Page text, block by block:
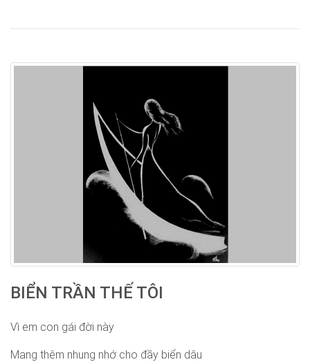
BIỂN TRẦN THẾ TÔI
Vì em con gái đời này
Mang thêm nhung nhớ cho đầy biển dâu